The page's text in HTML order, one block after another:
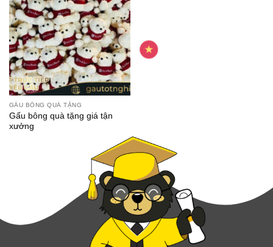
GẤU BÔNG QUÀ TẶNG
Gấu bông quà tặng giá tận
xưởng